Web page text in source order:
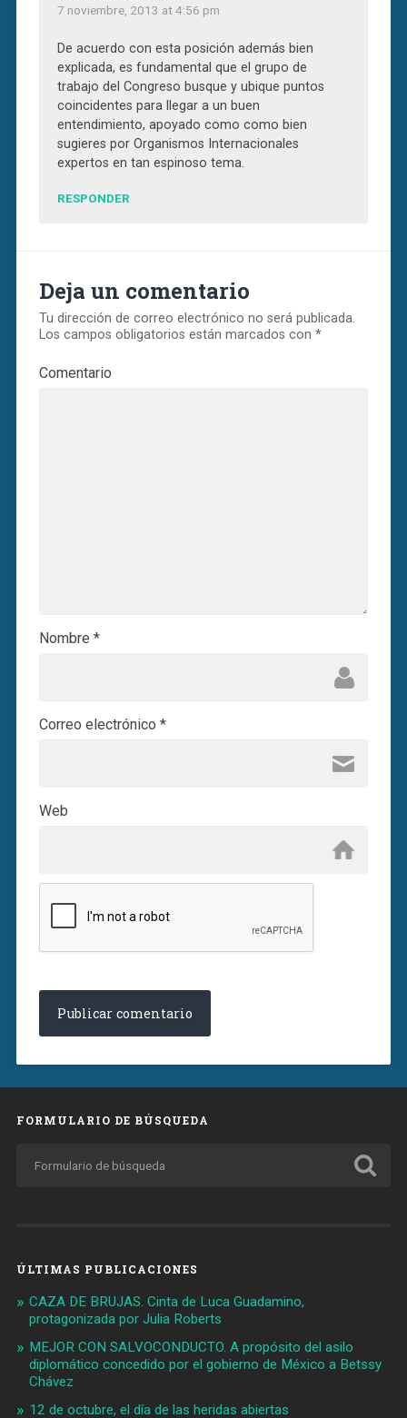
7 noviembre, 2013 at 4:56 pm
De acuerdo con esta posición además bien
explicada, es fundamental que el grupo de
trabajo del Congreso busque y ubique puntos
coincidentes para llegar a un buen
entendimiento, apoyado como como bien
sugieres por Organismos Internacionales
expertos en tan espinoso tema.
RESPONDER
Deja un comentario
Tu dirección de correo electrónico no será publicada.
Los campos obligatorios están marcados con *
Comentario
Nombre *
Correo electrónico *
Web
FORMULARIO DE BÚSQUEDA
ÚLTIMAS PUBLICACIONES
CAZA DE BRUJAS. Cinta de Luca Guadamino,
protagonizada por Julia Roberts
MEJOR CON SALVOCONDUCTO. A propósito del asilo
diplomático concedido por el gobierno de México a Betssy
Chávez
12 de octubre, el día de las heridas abiertas